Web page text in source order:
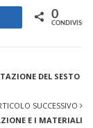
0
DEL SESTO
SUCCESSIVO
E I MATERIALI